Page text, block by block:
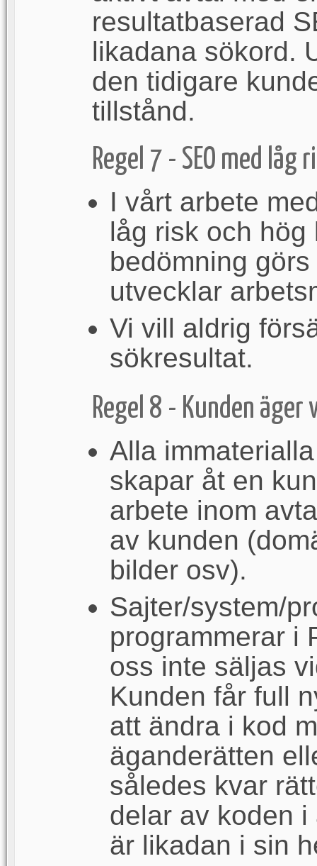
resultatbaserad
likadana sökord.
den tidigare
tillstånd.
Regel 7 - SEO med
I vårt arbete
låg risk och
bedömning
utvecklar
Vi vill aldrig
sökresultat.
Regel 8 - Kunden
Alla
skapar åt en
arbete inom
av kunden
bilder osv).
Sajter/system/
programmerar i
oss inte säljas
Kunden får full
att ändra i kod
äganderätten
således kvar
delar av koden
är likadan i sin